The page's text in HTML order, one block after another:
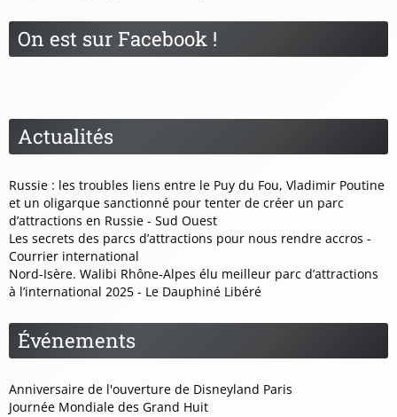
On est sur Facebook !
Actualités
Russie : les troubles liens entre le Puy du Fou, Vladimir Poutine
et un oligarque sanctionné pour tenter de créer un parc
d’attractions en Russie - Sud Ouest
Les secrets des parcs d’attractions pour nous rendre accros -
Courrier international
Nord-Isère. Walibi Rhône-Alpes élu meilleur parc d’attractions
à l’international 2025 - Le Dauphiné Libéré
Événements
Anniversaire de l'ouverture de Disneyland Paris
Journée Mondiale des Grand Huit